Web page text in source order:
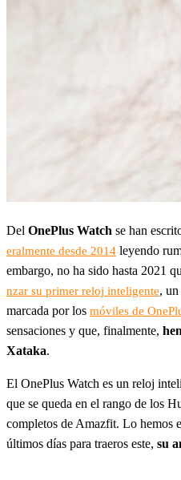
Del OnePlus Watch se han
eralmente desde 2014 leyendo
embargo, no ha sido hasta 2021
nzar su primer reloj inteligente, un
marcada por los móviles de
sensaciones y que, finalmente,
Xataka.
El OnePlus Watch es un reloj
que se queda en el rango de los
completos de Amazfit. Lo hemos
últimos días para traeros este, su